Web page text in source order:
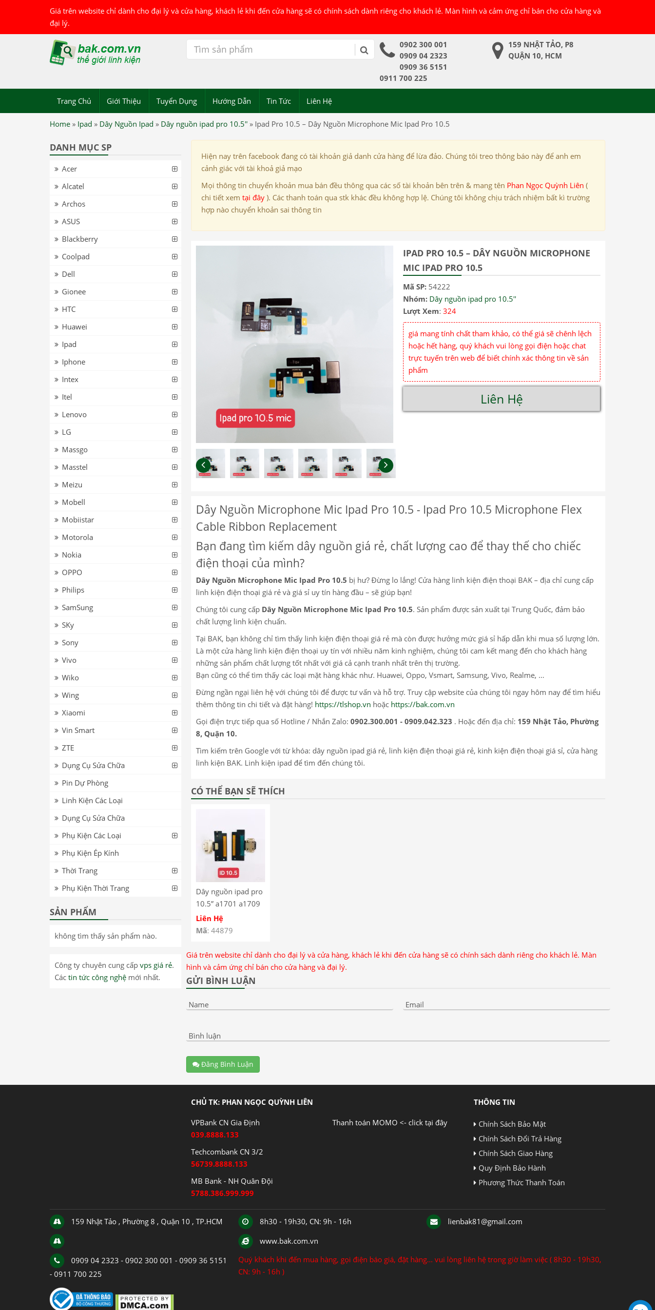
Giá trên website chỉ dành cho đại lý và cửa hàng, khách lẻ khi đến cửa hàng sẽ có chính sách dành riêng cho khách lẻ. Màn hình và cảm ứng chỉ bán cho cửa hàng và
đại lý.
0902 300 001
0909 04 2323
0909 36 5151
0911 700 225
159 NHẬT TẢO, P8
QUẬN 10, HCM
Trang Chủ Giới Thiệu Tuyển Dụng Hướng Dẫn Tin Tức Liên Hệ
Home » Ipad » Dây Nguồn Ipad » Dây nguồn ipad pro 10.5'' » Ipad Pro 10.5 – Dây Nguồn Microphone Mic Ipad Pro 10.5
Hiện nay trên facebook đang có tài khoản giả danh cửa hàng để lừa đảo. Chúng tôi treo thông báo này để anh em
cảnh giác với tài khoả giả mạo
Mọi thông tin chuyển khoản mua bán đều thông qua các số tài khoản bên trên & mang tên Phan Ngọc Quỳnh Liên (
chi tiết xem tại đây ). Các thanh toán qua stk khác đều không hợp lệ. Chúng tôi không chịu trách nhiệm bất kì trường
hợp nào chuyển khoản sai thông tin
IPAD PRO 10.5 – DÂY NGUỒN MICROPHONE
MIC IPAD PRO 10.5
Mã SP: 54222
Nhóm: Dây nguồn ipad pro 10.5''
Lượt Xem: 324
giá mang tính chất tham khảo, có thể giá sẽ chênh lệch
hoặc hết hàng, quý khách vui lòng gọi điện hoặc chat
trực tuyến trên web để biết chính xác thông tin về sản
phẩm
Liên Hệ
Dây Nguồn Microphone Mic Ipad Pro 10.5 - Ipad Pro 10.5 Microphone Flex
Cable Ribbon Replacement
Bạn đang tìm kiếm dây nguồn giá rẻ, chất lượng cao để thay thế cho chiếc
điện thoại của mình?
Dây Nguồn Microphone Mic Ipad Pro 10.5 bị hư? Đừng lo lắng! Cửa hàng linh kiện điện thoại BAK – địa chỉ cung cấp
linh kiện điện thoại giá rẻ và giá sỉ uy tín hàng đầu – sẽ giúp bạn!
Chúng tôi cung cấp Dây Nguồn Microphone Mic Ipad Pro 10.5. Sản phẩm được sản xuất tại Trung Quốc, đảm bảo
chất lượng linh kiện chuẩn.
Tại BAK, bạn không chỉ tìm thấy linh kiện điện thoại giá rẻ mà còn được hưởng mức giá sỉ hấp dẫn khi mua số lượng lớn.
Là một cửa hàng linh kiện điện thoại uy tín với nhiều năm kinh nghiệm, chúng tôi cam kết mang đến cho khách hàng
những sản phẩm chất lượng tốt nhất với giá cả cạnh tranh nhất trên thị trường.
Bạn cũng có thể tìm thấy các loại mặt hàng khác như. Huawei, Oppo, Vsmart, Samsung, Vivo, Realme, ...
Đừng ngần ngại liên hệ với chúng tôi để được tư vấn và hỗ trợ. Truy cập website của chúng tôi ngay hôm nay để tìm hiểu
thêm thông tin chi tiết và đặt hàng! https://tlshop.vn hoặc https://bak.com.vn
Gọi điện trực tiếp qua số Hotline / Nhắn Zalo: 0902.300.001 - 0909.042.323 . Hoặc đến địa chỉ: 159 Nhật Tảo, Phường
8, Quận 10.
Tìm kiếm trên Google với từ khóa: dây nguồn ipad giá rẻ, linh kiện điện thoại giá rẻ, kinh kiện điện thoại giá sỉ, cửa hàng
linh kiện BAK. Linh kiện ipad để tìm đến chúng tôi.
CÓ THỂ BẠN SẼ THÍCH
Dây nguồn ipad pro
10.5” a1701 a1709
Liên Hệ
Mã: 44879
Giá trên website chỉ dành cho đại lý và cửa hàng, khách lẻ khi đến cửa hàng sẽ có chính sách dành riêng cho khách lẻ. Màn
hình và cảm ứng chỉ bán cho cửa hàng và đại lý.
GỬI BÌNH LUẬN
Name Email
Bình luận
Đăng Bình Luận
DANH MỤC SP
Acer
Alcatel
Archos
ASUS
Blackberry
Coolpad
Dell
Gionee
HTC
Huawei
Ipad
Iphone
Intex
Itel
Lenovo
LG
Massgo
Masstel
Meizu
Mobell
Mobiistar
Motorola
Nokia
OPPO
Philips
SamSung
SKy
Sony
Vivo
Wiko
Wing
Xiaomi
Vin Smart
ZTE
Dụng Cụ Sửa Chữa
Pin Dự Phòng
Linh Kiện Các Loại
Dụng Cụ Sửa Chữa
Phụ Kiện Các Loại
Phụ Kiện Ép Kính
Thời Trang
Phụ Kiện Thời Trang
SẢN PHẨM
không tìm thấy sản phẩm nào.
Công ty chuyên cung cấp vps giá rẻ.
Các tin tức công nghệ mới nhất.
CHỦ TK: PHAN NGỌC QUỲNH LIÊN
VPBank CN Gia Định
039.8888.133
Techcombank CN 3/2
56739.8888.133
MB Bank - NH Quân Đội
5788.386.999.999
Thanh toán MOMO <- click tại đây
THÔNG TIN
Chính Sách Bảo Mật
Chính Sách Đổi Trả Hàng
Chính Sách Giao Hàng
Quy Định Bảo Hành
Phương Thức Thanh Toán
159 Nhật Tảo , Phường 8 , Quận 10 , TP.HCM
0909 04 2323 - 0902 300 001 - 0909 36 5151
- 0911 700 225
8h30 - 19h30, CN: 9h - 16h
www.bak.com.vn
lienbak81@gmail.com
Quý khách khi đến mua hàng, gọi điện báo giá, đặt hàng... vui lòng liên hệ trong giờ làm việc ( 8h30 - 19h30,
CN: 9h - 16h )